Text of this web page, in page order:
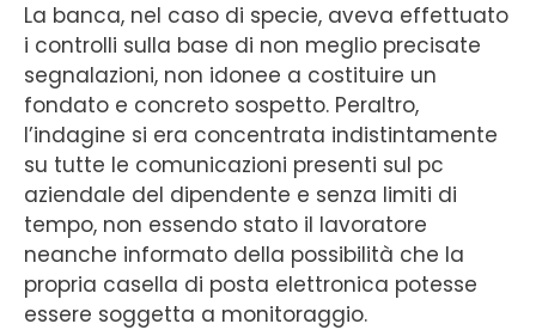
La banca, nel caso di specie, aveva effettuato
i controlli sulla base di non meglio precisate
segnalazioni, non idonee a costituire un
fondato e concreto sospetto. Peraltro,
l’indagine si era concentrata indistintamente
su tutte le comunicazioni presenti sul pc
aziendale del dipendente e senza limiti di
tempo, non essendo stato il lavoratore
neanche informato della possibilità che la
propria casella di posta elettronica potesse
essere soggetta a monitoraggio.